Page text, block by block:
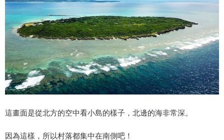
這畫面是從北方的空中看小島的樣子，北邊的海非常深。
因為這樣，所以村落都集中在南側吧！